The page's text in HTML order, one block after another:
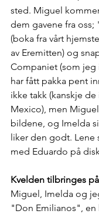
sted. Miguel
dem gavene fra
(boka fra vårt
av Eremitten) og
Companiet (som jeg
har fått pakka pent
ikke takk (kanskje
Mexico), men
bildene, og Imelda
liker den godt. Lene
med Eduardo på
Kvelden tilbringes
Miguel, Imelda og
"Don Emilianos",